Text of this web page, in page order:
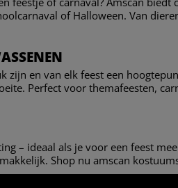
of Halloween. Van
en van elk feest een
Perfect voor themafeesten,
– ideaal als je voor een feest
Shop nu amscan